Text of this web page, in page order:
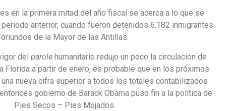
en la primera mitad del año fiscal se acerca a lo que se
anterior, cuando fueron detenidos 6.182 inmigrantes
oriundos de la Mayor de las Antillas.
delparole humanitario redujo un poco la circulación de
Florida a partir de enero, es probable que en los próximos
nueva cifra superior a todos los totales contabilizados
gobierno de Barack Obama puso fin a la política de
Pies Secos – Pies Mojados.